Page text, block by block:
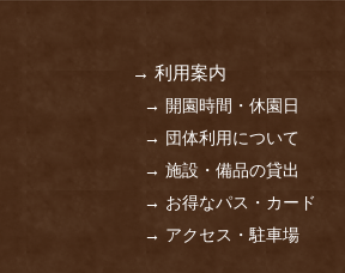
→ 利用案内
→ 開園時間・休園日
→ 団体利用について
→ 施設・備品の貸出
→ お得なパス・カード
→ アクセス・駐車場